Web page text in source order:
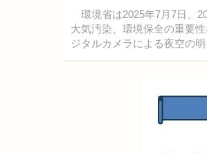
環境省は2025年7月7日、
大気汚染、環境保全の重要
ジタルカメラによる夜空の